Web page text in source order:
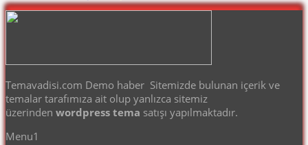
Temavadisi.com Demo haber Sitemizde bulunan içerik ve
temalar tarafımıza ait olup yanlızca sitemiz
üzerinden wordpress tema satışı yapılmaktadır.
Menu1